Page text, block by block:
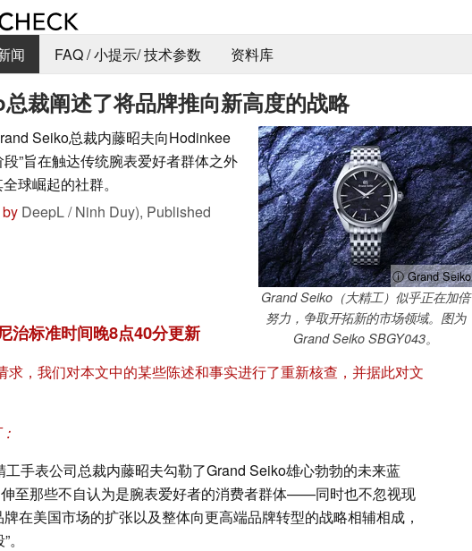
闻 FAQ / 小提示/ 技术参数 资料库
裁阐述了将品牌推向新高度的战略
ⓘ Grand Seiko
Grand Seiko（大精工）似乎正在加倍
努力，争取开拓新的市场领域。图为
Grand Seiko SBGY043。
Seiko总裁内藤昭夫向Hodinkee
”旨在触达传统腕表爱好者群体之外
球崛起的社群。
DeepL / Ninh Duy), Published
治标准时间晚8点40分更新
求，我们对本文中的某些陈述和事实进行了重新核查，并据此对文
工手表公司总裁内藤昭夫勾勒了Grand Seiko雄心勃勃的未来蓝
至那些不自认为是腕表爱好者的消费者群体——同时也不忽视现
在美国市场的扩张以及整体向更高端品牌转型的战略相辅相成，